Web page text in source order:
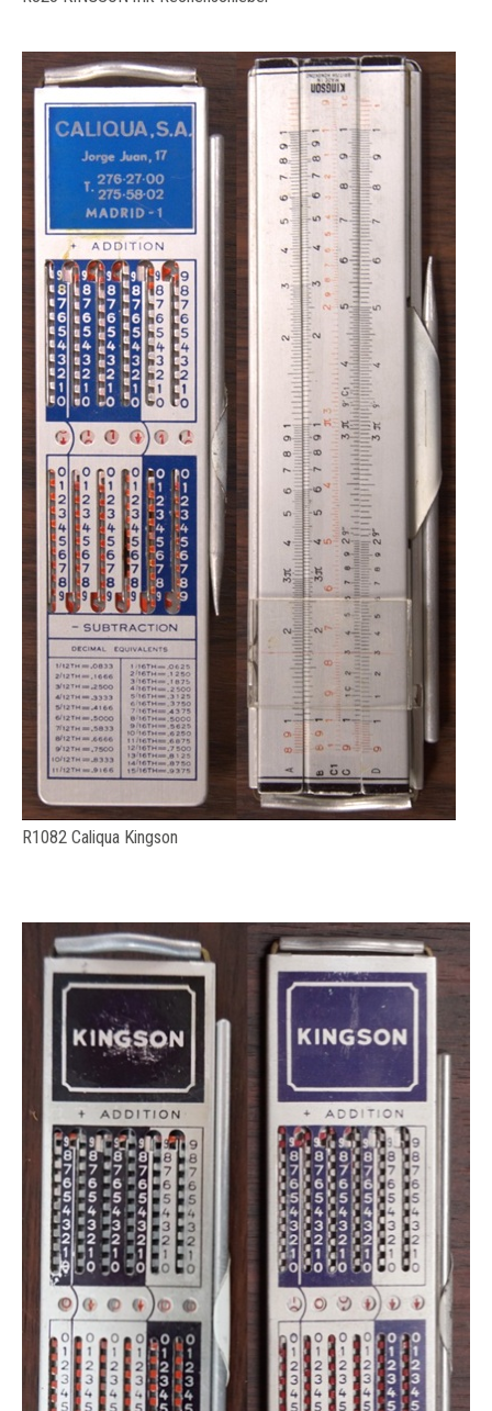
R1082 Caliqua Kingson